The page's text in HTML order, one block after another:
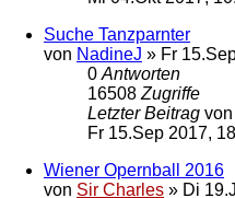
Suche Tanzparnter
von NadineJ » Fr
0 Antworten
16508 Zugriffe
Letzter Beitrag von
Fr 15.Sep 2017,
Wiener Opernball 2016
von Sir Charles » Di